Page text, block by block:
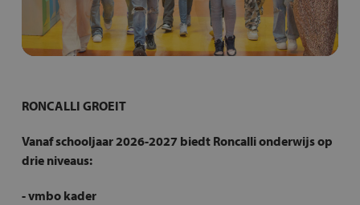
RONCALLI GROEIT
Vanaf schooljaar 2026-2027 biedt Roncalli onderwijs op
drie niveaus:
- vmbo kader